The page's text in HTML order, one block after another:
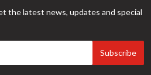
the latest news, updates and special
Subscribe